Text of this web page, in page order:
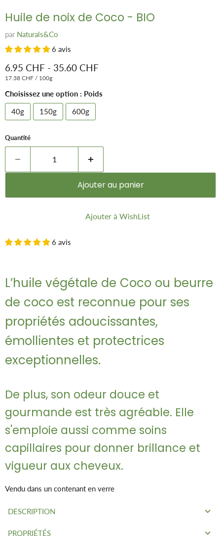
Huile de noix de Coco - BIO
par Naturals&Co
6 avis
6.95 CHF - 35.60 CHF
17.38 CHF / 100g
Choisissez une option : Poids
40g
150g 600g
Quantité
Ajouter au panier
Ajouter à WishList
6 avis
L’huile végétale de Coco ou beurre
de coco est reconnue pour ses
propriétés adoucissantes,
émollientes et protectrices
exceptionnelles.
De plus, son odeur douce et
gourmande est très agréable. Elle
s'emploie aussi comme soins
capillaires pour donner brillance et
vigueur aux cheveux.
Vendu dans un contenant en verre
DESCRIPTION
PROPRIÉTÉS